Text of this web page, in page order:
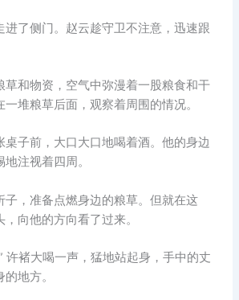
进了侧门。赵云趁守卫不注意，迅速跟
草和物资，空气中弥漫着一股粮食和干
堆粮草后面，观察着周围的情况。
桌子前，大口大口地喝着酒。他的身边
注视着四周。
子，准备点燃身边的粮草。但就在这
向他的方向看了过来。
许褚大喝一声，猛地站起身，手中的丈
地方。